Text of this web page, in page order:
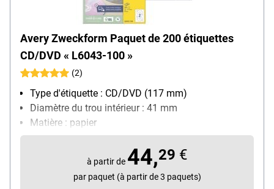
Avery Zweckform Paquet de 200 étiquettes
CD/DVD « L6043-100 »
(2)
Type d'étiquette : CD/DVD (117 mm)
Diamètre du trou intérieur : 41 mm
Matière : papier
Utilisation avec imprimantes/stylos : pour
imprimantes jet d'encre (N/B), laser (N/B et couleur)
et photocopieuses (N/B)
Particularités : avec languettes de manipulation
à partir de 44,29 €
par paquet (à partir de 3 paquets)